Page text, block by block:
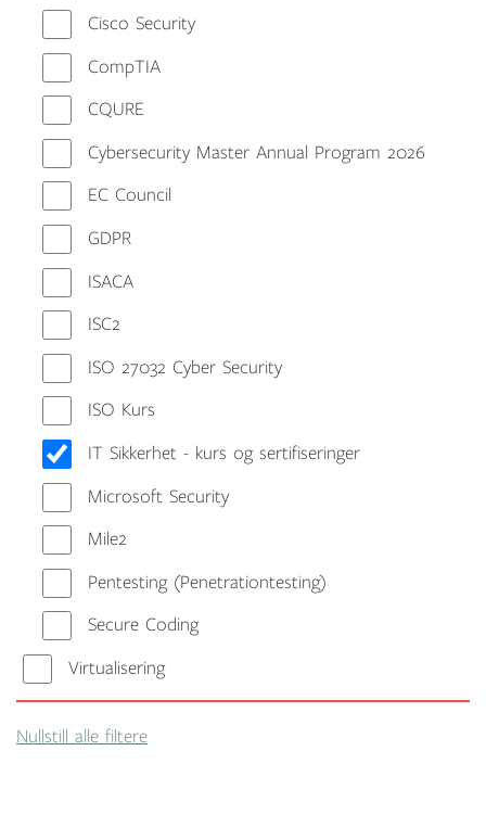
Cisco Security
CompTIA
CQURE
Cybersecurity Master Annual Program 2026
EC Council
GDPR
ISACA
ISC2
ISO 27032 Cyber Security
ISO Kurs
IT Sikkerhet - kurs og sertifiseringer
Microsoft Security
Mile2
Pentesting (Penetrationtesting)
Secure Coding
Virtualisering
Nullstill alle filtere